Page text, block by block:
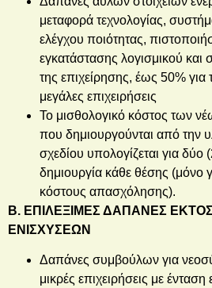
μεταφορά τεχνολογίας,
ελέγχου ποιότητας,
εγκατάστασης λογισμικού
της επιχείρησης, έως 50% για
μεγάλες επιχειρήσεις
Το μισθολογικό κόστος των
που δημιουργούνται από την
σχεδίου υπολογίζεται για δύο
δημιουργία κάθε θέσης (μόνο
κόστους απασχόλησης).
Β. ΕΠΙΛΕΞΙΜΕΣ ΔΑΠΑΝΕΣ
ΕΝΙΣΧΥΣΕΩΝ
Δαπάνες συμβούλων για
μικρές επιχειρήσεις με